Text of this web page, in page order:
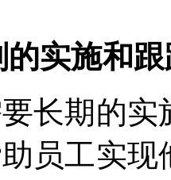
实施和跟
长期的
员工实